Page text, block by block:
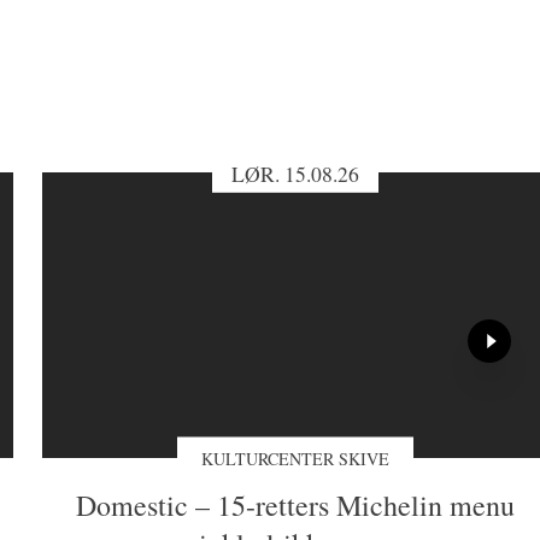
LØR. 15.08.26
KULTURCENTER SKIVE
Domestic – 15-retters Michelin menu